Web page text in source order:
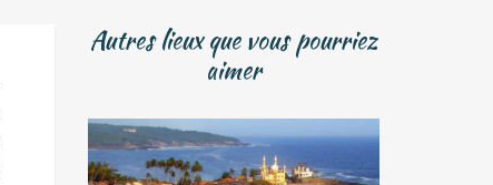
Autres lieux que vous pourriez
aimer